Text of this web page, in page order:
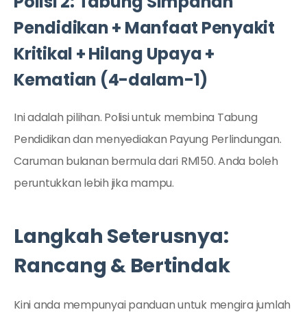
Pendidikan + Manfaat Penyakit
Kritikal + Hilang Upaya +
Kematian (4-dalam-1)
Ini adalah pilihan. Polisi untuk membina Tabung
Pendidikan dan menyediakan Payung Perlindungan.
Caruman bulanan bermula dari RM150. Anda boleh
peruntukkan lebih jika mampu.
Langkah Seterusnya:
Rancang & Bertindak
Kini anda mempunyai panduan untuk mengira jumlah